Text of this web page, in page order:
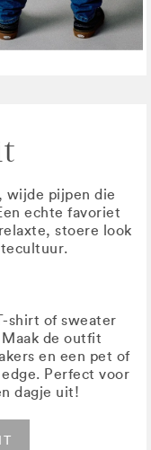
wijde pijpen die
echte favoriet
stoere look
shirt of sweater
de outfit
en een pet of
Perfect voor
dagje uit!